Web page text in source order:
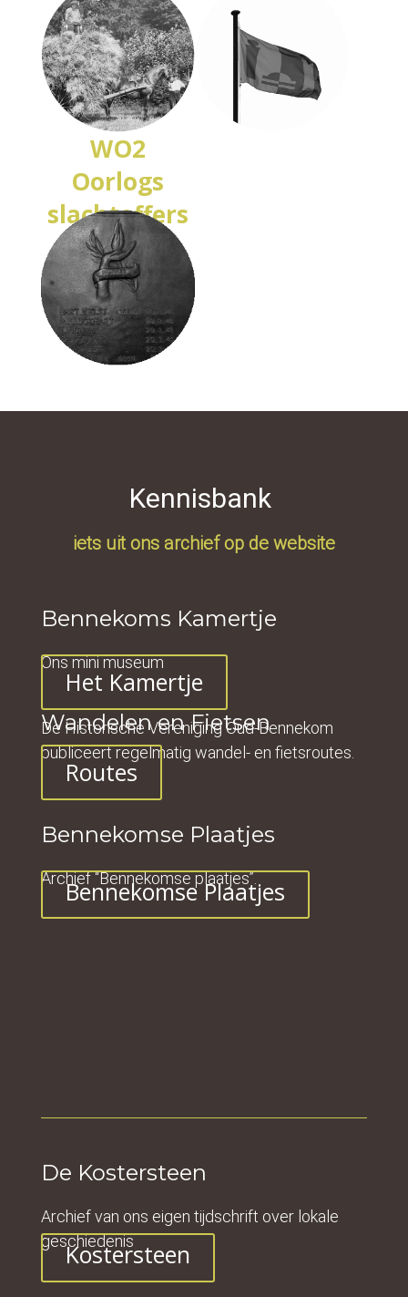
WO2
Oorlogs
slachtoffers
Kennisbank
iets uit ons archief op de website
Bennekoms Kamertje
Ons mini museum
Het Kamertje
Wandelen en Fietsen
De Historische Vereniging Oud-Bennekom
publiceert regelmatig wandel- en fietsroutes.
Routes
Bennekomse Plaatjes
Archief “Bennekomse plaatjes”.
Bennekomse Plaatjes
De Kostersteen
Archief van ons eigen tijdschrift over lokale
geschiedenis
Kostersteen